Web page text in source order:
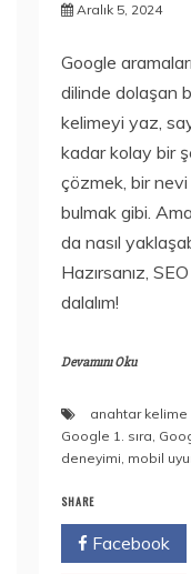
Aralık 5, 2024
Google
dilinde dolaşan
kelimeyi yaz,
kadar kolay bir
çözmek, bir nevi
bulmak gibi.
da nasıl
Hazırsanız,
dalalım!
Devamını Oku
anahtar kelime
Google 1. sıra,
deneyimi, mobil
SHARE
Facebook